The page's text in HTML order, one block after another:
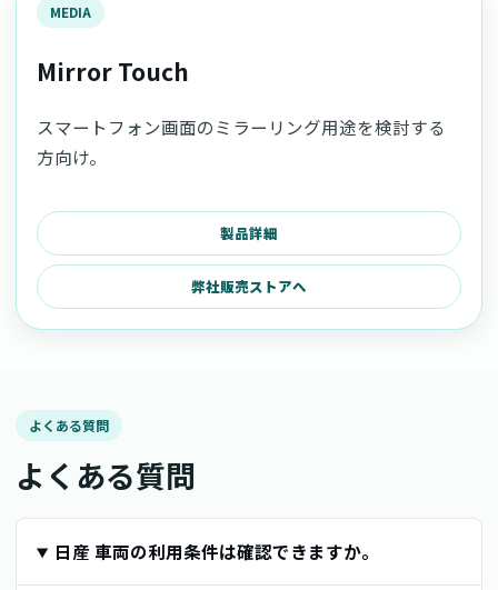
MEDIA
Mirror Touch
スマートフォン画面のミラーリング用途を検討する
方向け。
製品詳細
弊社販売ストアへ
よくある質問
よくある質問
日産 車両の利用条件は確認できますか。